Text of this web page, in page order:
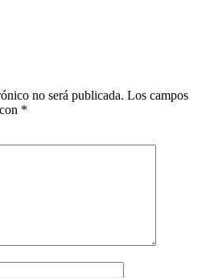
no será publicada. Los campos
*